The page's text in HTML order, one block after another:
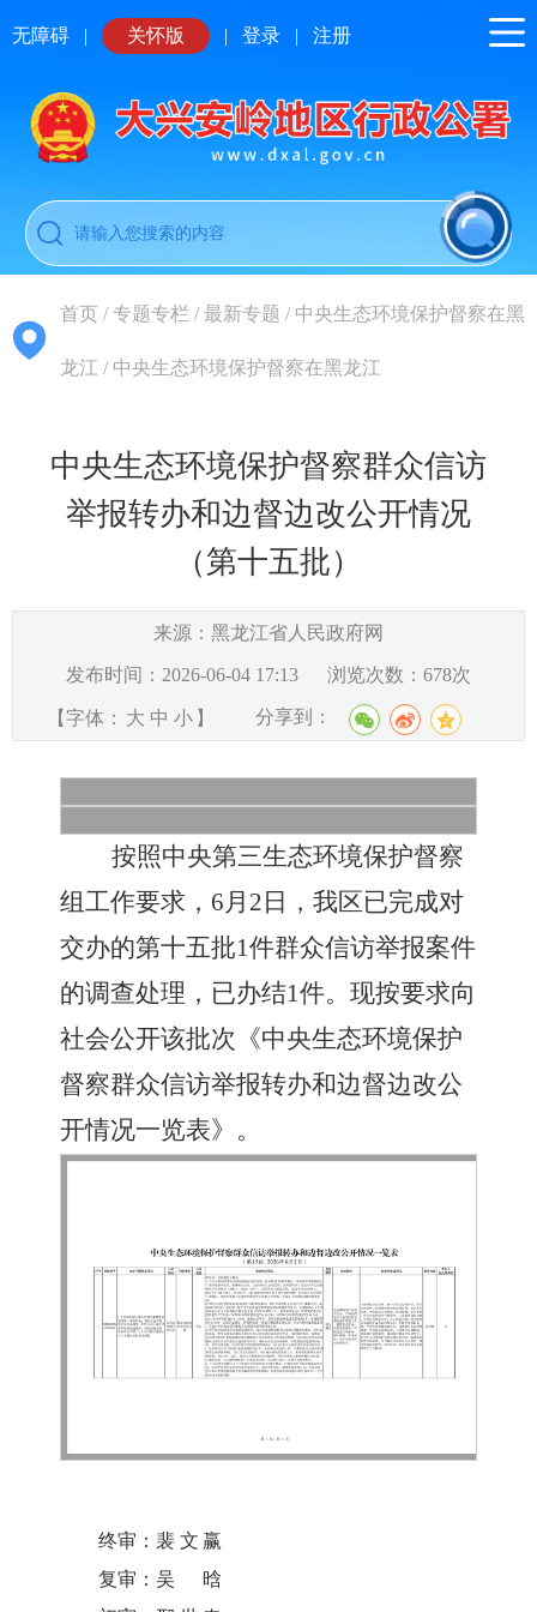
无障碍 | 关怀版 | 登录 | 注册
首页 /专题专栏 /最新专题 / 中央生态环境保护督察在黑
龙江 / 中央生态环境保护督察在黑龙江
中央生态环境保护督察群众信访
举报转办和边督边改公开情况
（第十五批）
来源：黑龙江省人民政府网
发布时间：2026-06-04 17:13 浏览次数： 678次
【字体： 大 中 小 】 分享到：
按照中央第三生态环境保护督察
组工作要求， 6 月 2 日，我区已完成对
交办的第十五批1件群众信访举报案件
的调查处理， 已办结1件。现按要求向
社会公开该批次《中央生态环境保护
督察群众信访举报转办和边督边改公
开情况一览表》。
终审： 裴文赢
复审： 吴晗